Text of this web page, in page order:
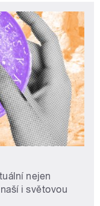
nejen
i světovou